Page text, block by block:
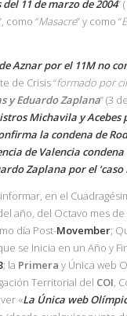
11 de marzo de 2004”
como “Masacre” y como “
Aznar por el 11M no
de Crisis “formado por
y Eduardo Zaplana” (3
Michavila y Acebes
la condena de
de Valencia
Zaplana por el ‘caso
en el
año, del Octavo mes
día Post-Movember;
se Inicia en un Año y
; la Primera y Única web
Territorial del COI,
«La Única web